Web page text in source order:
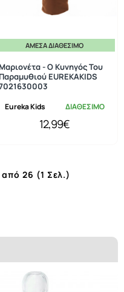
ΆΜΕΣΑ ΔΙΑΘΈΣΙΜΟ
Eureka Kids ΔΙΑΘΕΣΙΜΟ
Μαριονέτα - Ο Κυνηγός Του
Παραμυθιού EUREKAKIDS
12,99€
26 (1 Σελ.)